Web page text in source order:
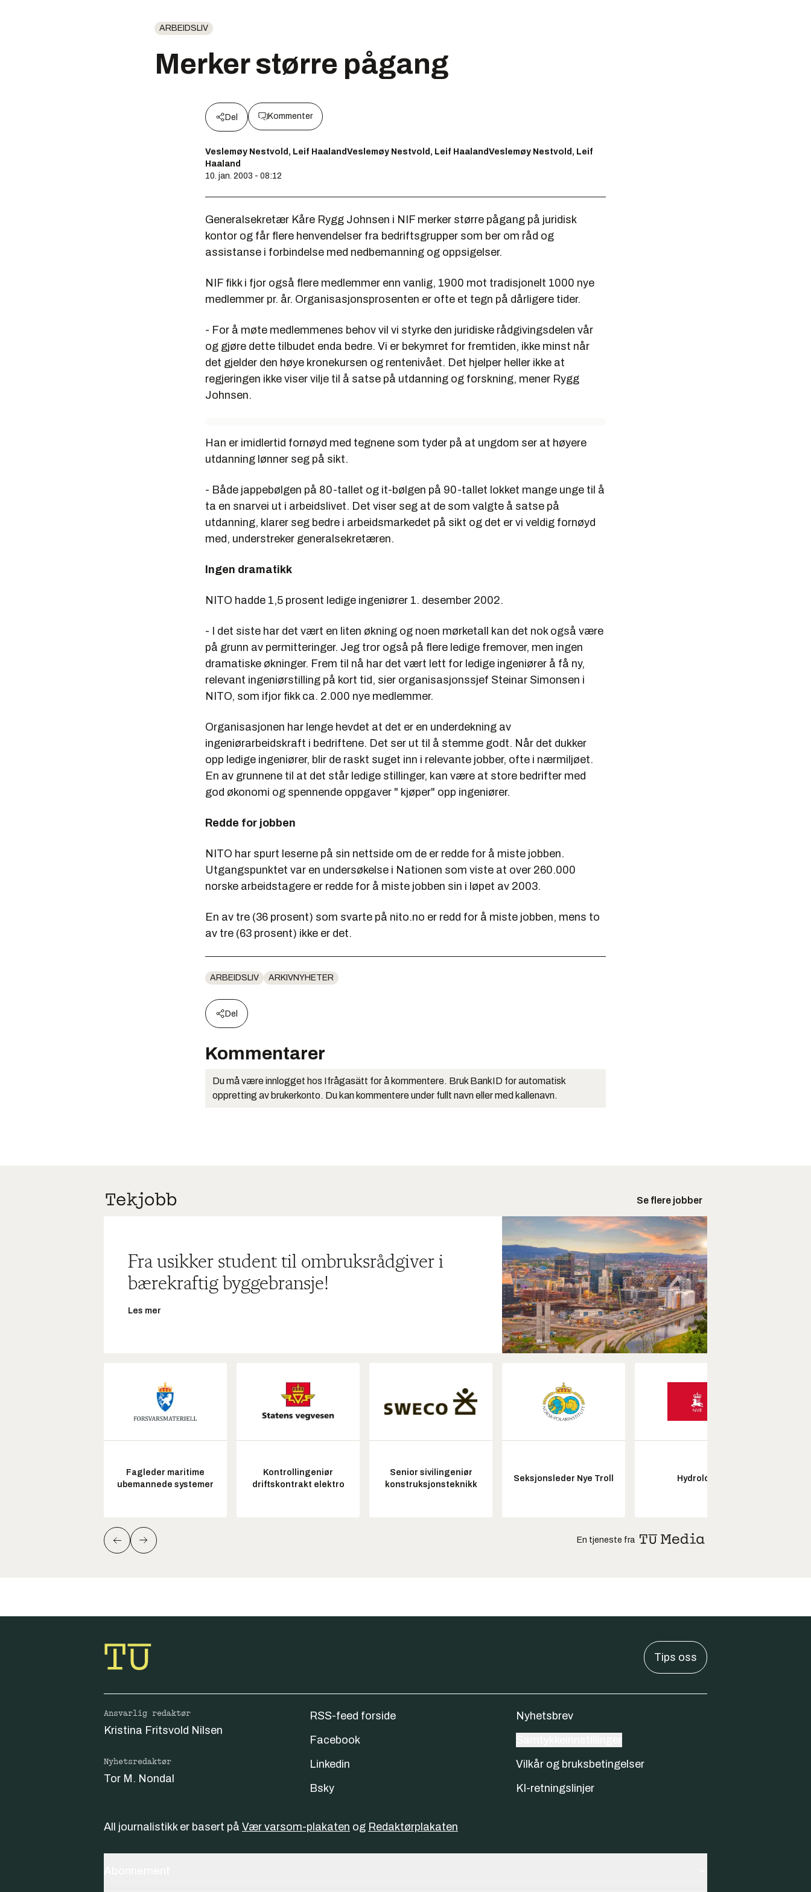
ARBEIDSLIV
Merker større pågang
Del Kommenter
Veslemøy Nestvold, Leif HaalandVeslemøy Nestvold, Leif HaalandVeslemøy Nestvold, Leif
Haaland
10. jan. 2003 - 08:12
Generalsekretær Kåre Rygg Johnsen i NIF merker større pågang på juridisk
kontor og får flere henvendelser fra bedriftsgrupper som ber om råd og
assistanse i forbindelse med nedbemanning og oppsigelser.
NIF fikk i fjor også flere medlemmer enn vanlig, 1900 mot tradisjonelt 1000 nye
medlemmer pr. år. Organisasjonsprosenten er ofte et tegn på dårligere tider.
- For å møte medlemmenes behov vil vi styrke den juridiske rådgivingsdelen vår
og gjøre dette tilbudet enda bedre. Vi er bekymret for fremtiden, ikke minst når
det gjelder den høye kronekursen og rentenivået. Det hjelper heller ikke at
regjeringen ikke viser vilje til å satse på utdanning og forskning, mener Rygg
Johnsen.
Han er imidlertid fornøyd med tegnene som tyder på at ungdom ser at høyere
utdanning lønner seg på sikt.
- Både jappebølgen på 80-tallet og it-bølgen på 90-tallet lokket mange unge til å
ta en snarvei ut i arbeidslivet. Det viser seg at de som valgte å satse på
utdanning, klarer seg bedre i arbeidsmarkedet på sikt og det er vi veldig fornøyd
med, understreker generalsekretæren.
Ingen dramatikk
NITO hadde 1,5 prosent ledige ingeniører 1. desember 2002.
- I det siste har det vært en liten økning og noen mørketall kan det nok også være
på grunn av permitteringer. Jeg tror også på flere ledige fremover, men ingen
dramatiske økninger. Frem til nå har det vært lett for ledige ingeniører å få ny,
relevant ingeniørstilling på kort tid, sier organisasjonssjef Steinar Simonsen i
NITO, som ifjor fikk ca. 2.000 nye medlemmer.
Organisasjonen har lenge hevdet at det er en underdekning av
ingeniørarbeidskraft i bedriftene. Det ser ut til å stemme godt. Når det dukker
opp ledige ingeniører, blir de raskt suget inn i relevante jobber, ofte i nærmiljøet.
En av grunnene til at det står ledige stillinger, kan være at store bedrifter med
god økonomi og spennende oppgaver " kjøper" opp ingeniører.
Redde for jobben
NITO har spurt leserne på sin nettside om de er redde for å miste jobben.
Utgangspunktet var en undersøkelse i Nationen som viste at over 260.000
norske arbeidstagere er redde for å miste jobben sin i løpet av 2003.
En av tre (36 prosent) som svarte på nito.no er redd for å miste jobben, mens to
av tre (63 prosent) ikke er det.
ARBEIDSLIV ARKIVNYHETER
Del
Kommentarer
Du må være innlogget hos Ifrågasätt for å kommentere. Bruk BankID for automatisk
oppretting av brukerkonto. Du kan kommentere under fullt navn eller med kallenavn.
Se flere jobber
Fra usikker student til ombruksrådgiver i
bærekraftig byggebransje!
Les mer
Fagleder maritime
ubemannede systemer
Kontrollingeniør
driftskontrakt elektro
Senior sivilingeniør
konstruksjonsteknikk
Seksjonsleder Nye Troll Hydrolog
En tjeneste fra
Tips oss
Ansvarlig redaktør
Kristina Fritsvold Nilsen
Nyhetsredaktør
Tor M. Nondal
RSS-feed forside
Facebook
Linkedin
Bsky
Nyhetsbrev
Vilkår og bruksbetingelser
KI-retningslinjer
All journalistikk er basert på Vær varsom-plakaten og Redaktørplakaten